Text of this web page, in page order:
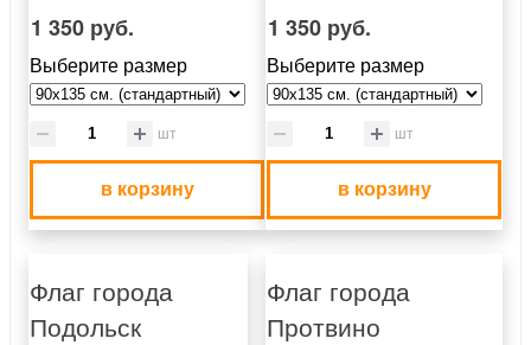
1 350 руб.
Выберите размер
шт
в корзину
1 350 руб.
Выберите размер
шт
в корзину
Флаг города
Подольск
Флаг города
Протвино